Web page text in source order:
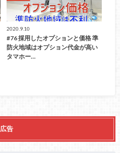
2020.9.10
#76 採用したオプションと価格 準
防火地域はオプション代金が高い
タマホー…
広告